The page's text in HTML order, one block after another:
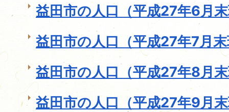
益田市の人口（平成27年6月
益田市の人口（平成27年7月
益田市の人口（平成27年8月
益田市の人口（平成27年9月